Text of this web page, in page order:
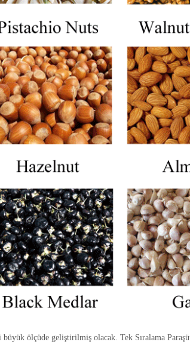
ölçüde geliştirilmiş olacak. Tek Sıralama